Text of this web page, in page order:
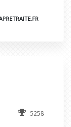
5258